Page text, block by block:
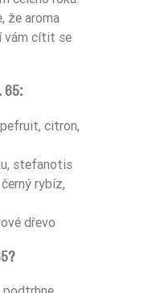
že aroma
vám cítit se
65:
citron,
stefanotis
rybíz,
dřevo